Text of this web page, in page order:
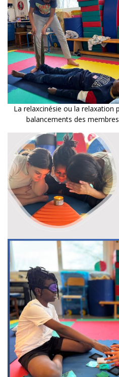
La relaxcinésie ou la relaxation
balancements des